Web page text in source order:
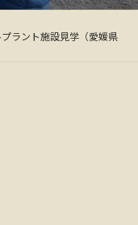
ラント施設見学（愛媛県